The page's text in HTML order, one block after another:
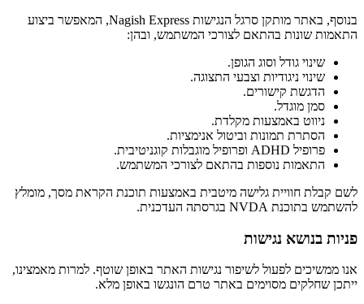
בנוסף, באתר מותקן סרגל הנגישות Nagish Express, המאפשר ביצוע
התאמות שונות בהתאם לצורכי המשתמש, ובהן:
שינוי גודל וסוג הגופן.
שינוי ניגודיות וצבעי התצוגה.
הדגשת קישורים.
סמן מוגדל.
ניווט באמצעות מקלדת.
הסתרת תמונות וביטול אנימציות.
פרופיל ADHD ופרופיל מוגבלות קוגניטיבית.
התאמות נוספות בהתאם לצורכי המשתמש.
לשם קבלת חוויית גלישה מיטבית באמצעות תוכנת הקראת מסך, מומלץ
להשתמש בתוכנת NVDA בגרסתה העדכנית.
פניות בנושא נגישות
אנו ממשיכים לפעול לשיפור נגישות האתר באופן שוטף. למרות מאמצינו,
ייתכן שחלקים מסוימים באתר טרם הונגשו באופן מלא.